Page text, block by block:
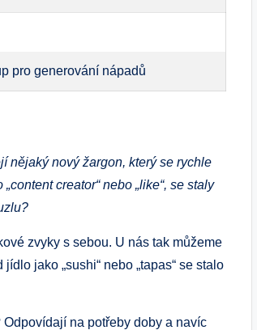
pro generování nápadů
nějaký nový žargon, který se rychle
creator“ nebo „like“, se staly
zvyky s sebou. U nás tak můžeme
jako „sushi“ nebo „tapas“ se stalo
na potřeby doby a navíc